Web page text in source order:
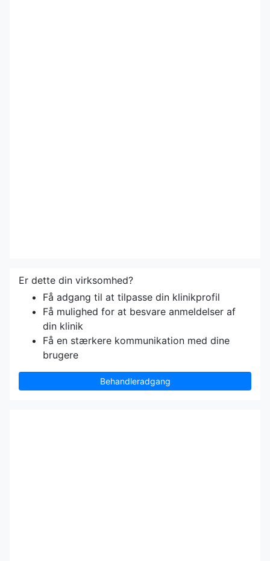
Er dette din virksomhed?
Få adgang til at tilpasse din klinikprofil
Få mulighed for at besvare anmeldelser af
din klinik
Få en stærkere kommunikation med dine
brugere
Behandleradgang